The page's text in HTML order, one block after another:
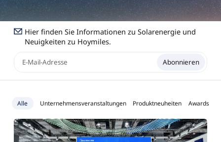
Hier finden Sie Informationen zu Solarenergie und
Neuigkeiten zu Hoymiles.
Abonnieren
Alle Unternehmensveranstaltungen Produktneuheiten Awards